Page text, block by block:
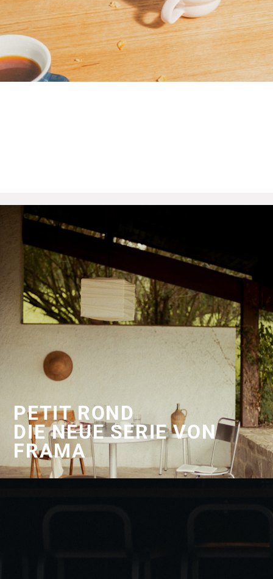
PETIT ROND
DIE NEUE SERIE VON
FRAMA